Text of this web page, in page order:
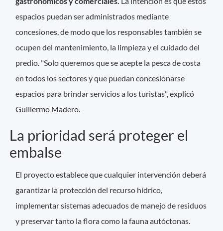
espacios puedan ser administrados mediante
concesiones, de modo que los responsables también se
ocupen del mantenimiento, la limpieza y el cuidado del
predio. "Solo queremos que se acepte la pesca de costa
en todos los sectores y que puedan concesionarse
espacios para brindar servicios a los turistas", explicó
Guillermo Madero.
La prioridad será proteger el
embalse
El proyecto establece que cualquier intervención deberá
garantizar la protección del recurso hídrico,
implementar sistemas adecuados de manejo de residuos
y preservar tanto la flora como la fauna autóctonas.